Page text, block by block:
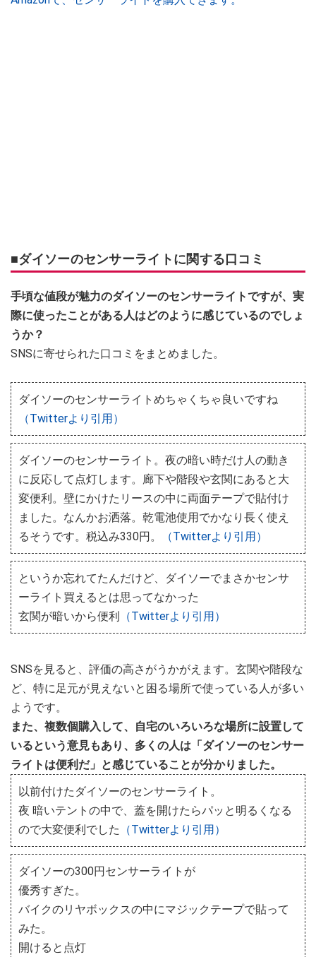
■ダイソーのセンサーライトに関する口コミ
手頃な値段が魅力のダイソーのセンサーライトですが、実
際に使ったことがある人はどのように感じているのでしょ
うか？
SNSに寄せられた口コミをまとめました。
ダイソーのセンサーライトめちゃくちゃ良いですね
（Twitterより引用）
ダイソーのセンサーライト。夜の暗い時だけ人の動き
に反応して点灯します。廊下や階段や玄関にあると大
変便利。壁にかけたリースの中に両面テープで貼付け
ました。なんかお洒落。乾電池使用でかなり長く使え
るそうです。税込み330円。
（Twitterより引用）
というか忘れてたんだけど、ダイソーでまさかセンサ
ーライト買えるとは思ってなかった
玄関が暗いから便利
（Twitterより引用）
SNSを見ると、評価の高さがうかがえます。玄関や階段な
ど、特に足元が見えないと困る場所で使っている人が多い
ようです。
また、複数個購入して、自宅のいろいろな場所に設置して
いるという意見もあり、多くの人は「ダイソーのセンサー
ライトは便利だ」と感じていることが分かりました。
以前付けたダイソーのセンサーライト。
夜 暗いテントの中で、蓋を開けたらパッと明るくなる
ので大変便利でした
（Twitterより引用）
ダイソーの300円センサーライトが
優秀すぎた。
バイクのリヤボックスの中にマジックテープで貼って
みた。
開けると点灯